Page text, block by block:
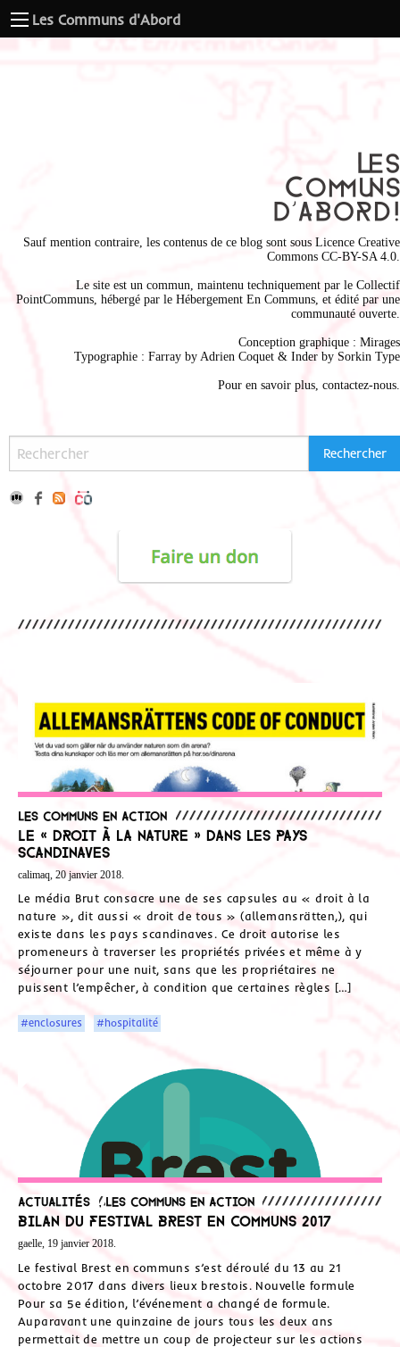
Les Communs d'Abord
Sauf mention contraire, les contenus de ce blog sont sous Licence Creative
Commons CC-BY-SA 4.0
Le site est un commun, maintenu techniquement par le Collectif
PointCommuns , hébergé par le Hébergement En Communs , et édité par une
communauté ouverte.
Conception graphique : Mirages
Typographie : Farray by Adrien Coquet & Inder by Sorkin Type
Pour en savoir plus, contactez-nous
Les communs en action
Le « droit à la nature » dans les pays
scandinaves
calimaq, 20 janvier 2018.
Le média Brut consacre une de ses capsules au « droit à la
nature », dit aussi « droit de tous » (allemansrätten,), qui
existe dans les pays scandinaves. Ce droit autorise les
promeneurs à traverser les propriétés privées et même à y
séjourner pour une nuit, sans que les propriétaires ne
puissent l’empêcher, à condition que certaines règles […]
#enclosures #hospitalité
Actualités ,Les communs en action
Bilan du festival Brest en communs 2017
gaelle, 19 janvier 2018.
Le festival Brest en communs s’est déroulé du 13 au 21
octobre 2017 dans divers lieux brestois. Nouvelle formule
Pour sa 5e édition, l’événement a changé de formule.
Auparavant une quinzaine de jours tous les deux ans
permettait de mettre un coup de projecteur sur les actions